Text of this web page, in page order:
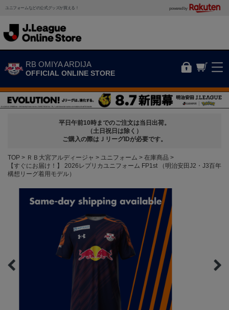
ユニフォームなどの公式グッズが買える！ powered by
RB OMIYA ARDIJA
OFFICIAL ONLINE STORE
平日午前10時までのご注文は当日出荷。
（土日祝日は除く）
ご購入の際はＪリーグIDが必要です。
TOP ＲＢ大宮アルディージャ ユニフォーム
在庫商品
【すぐにお届け！】 2026レプリカユニフォーム FP1st （明治安田J2・J3百年
構想リーグ着用モデル）